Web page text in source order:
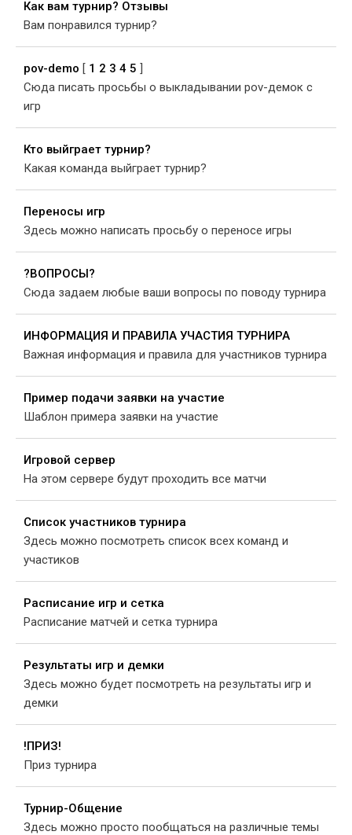
Как вам турнир? Отзывы
Вам понравился турнир?
pov-demo [ 1 2 3 4 5 ]
Сюда писать просьбы о выкладывании pov-демок с
игр
Кто выйграет турнир?
Какая команда выйграет турнир?
Переносы игр
Здесь можно написать просьбу о переносе игры
?ВОПРОСЫ?
Сюда задаем любые ваши вопросы по поводу турнира
ИНФОРМАЦИЯ И ПРАВИЛА УЧАСТИЯ ТУРНИРА
Важная информация и правила для участников турнира
Пример подачи заявки на участие
Шаблон примера заявки на участие
Игровой сервер
На этом сервере будут проходить все матчи
Список участников турнира
Здесь можно посмотреть список всех команд и
участиков
Расписание игр и сетка
Расписание матчей и сетка турнира
Результаты игр и демки
Здесь можно будет посмотреть на результаты игр и
демки
!ПРИЗ!
Приз турнира
Турнир-Общение
Здесь можно просто пообщаться на различные темы